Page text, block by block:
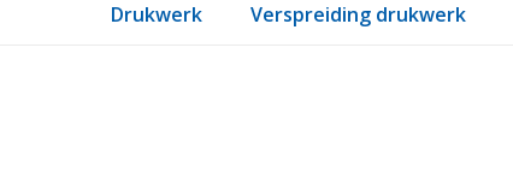
Drukwerk Verspreiding drukwerk